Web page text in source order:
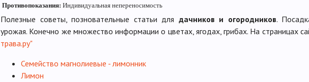
Противопоказания: Индивидуальная непереносимость
Полезные советы, позновательные статьи для дачников и огородников.
урожая. Конечно же множество информации о цветах, ягодах, грибах. На страницах
трава.ру"
Семейство магнолиевые - лимонник
Лимон